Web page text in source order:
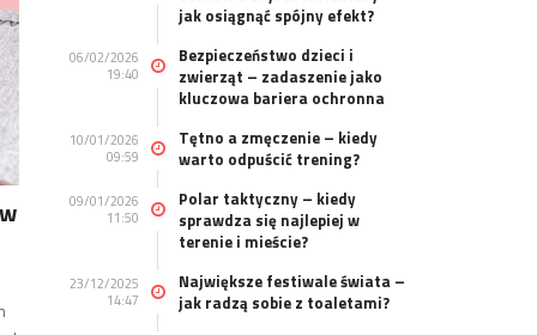
jak osiągnąć spójny efekt?
06/02/2026
19:40
Bezpieczeństwo dzieci i
zwierząt – zadaszenie jako
kluczowa bariera ochronna
10/01/2026
09:59
Tętno a zmęczenie – kiedy
warto odpuścić trening?
09/01/2026
11:50
Polar taktyczny – kiedy
sprawdza się najlepiej w
terenie i mieście?
23/12/2025
14:47
Największe festiwale świata –
jak radzą sobie z toaletami?